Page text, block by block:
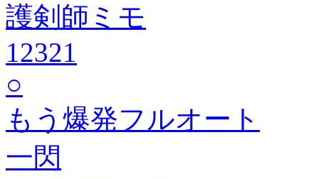
護剣師ミモ
12321
○
もう爆発フルオート
一閃